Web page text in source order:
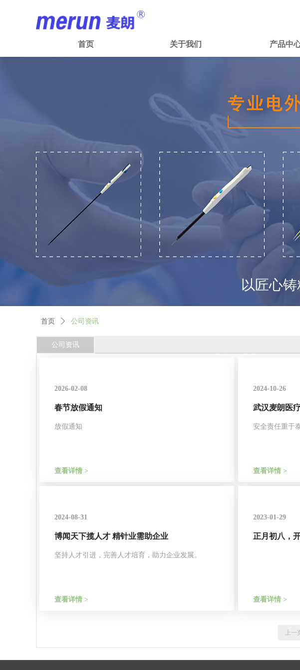
首页 关于我们 产品中
公司资讯
2026-02-08
春节放假通知
放假通知
查看详情 >
2024-10-26
武汉麦朗医
安全责任重于
查看详情 >
2024-08-31
博闻天下揽人才 精针业需助企业
坚持人才引进，完善人才培育，助力企业发展。
查看详情 >
2023-01-29
正月初八，
查看详情 >
上一
首页 ꄲ 公司资讯
以匠心